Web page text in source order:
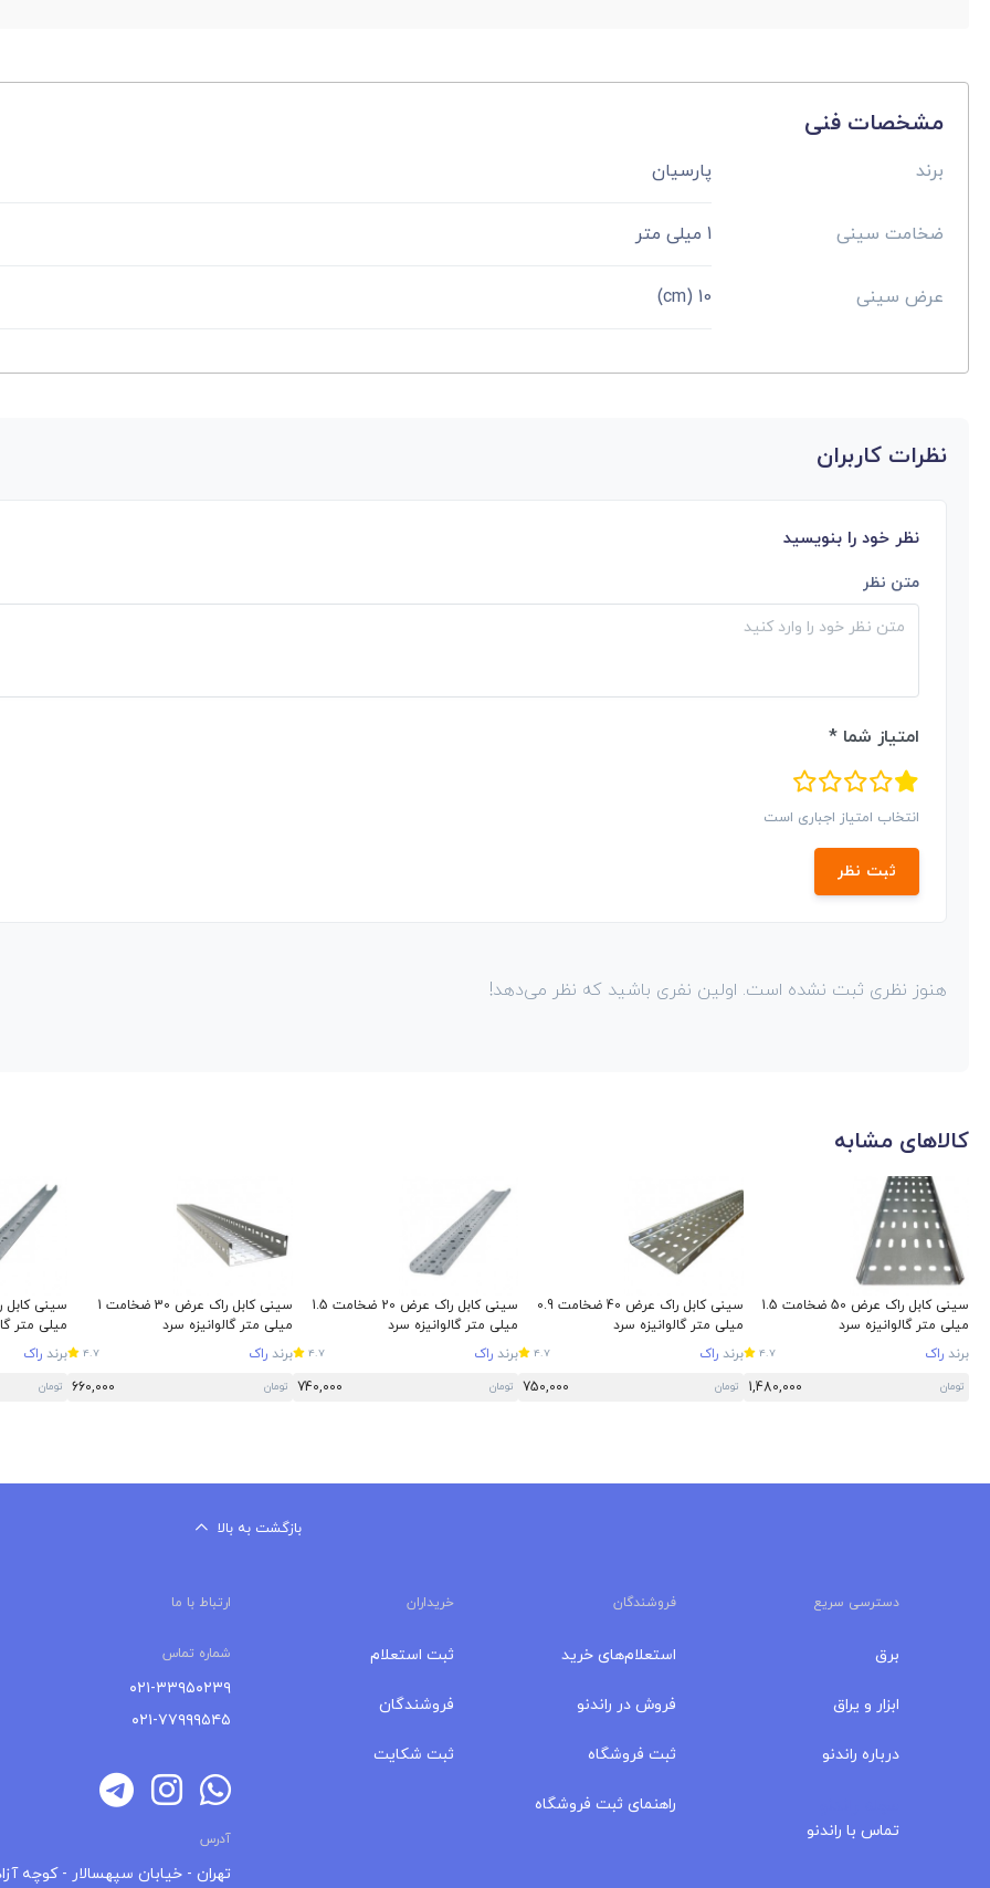
مشخصات فنی
برند پارسیان
ضخامت سینی 1 میلی متر
عرض سینی 10 (cm)
نظرات کاربران
نظر خود را بنویسید
متن نظر
امتیاز شما *
انتخاب امتیاز اجباری است
ثبت نظر
هنوز نظری ثبت نشده است. اولین نفری باشید که نظر می‌دهد!
کالاهای مشابه
سینی کابل راک عرض 50 ضخامت 1.5
میلی متر گالوانیزه سرد
برند راک 4.7
تومان 1,480,000
سینی کابل راک عرض 40 ضخامت 0.9
میلی متر گالوانیزه سرد
برند راک 4.7
تومان 750,000
سینی کابل راک عرض 20 ضخامت 1.5
میلی متر گالوانیزه سرد
برند راک 4.7
تومان 740,000
سینی کابل راک عرض 30 ضخامت 1
میلی متر گالوانیزه سرد
برند راک 4.7
تومان 660,000
میلی متر
برند راک
تومان
بازگشت به بالا
دسترسی سریع فروشندگان خریداران ارتباط با ما
برق
ابزار و یراق
درباره‌ راندنو
تماس با راندنو
استعلام‌های خرید
فروش در راندنو
ثبت فروشگاه
راهنمای ثبت فروشگاه
ثبت استعلام
فروشندگان
ثبت شکایت
شماره تماس
۰۲۱-۳۳۹۵۰۲۳۹
۰۲۱-۷۷۹۹۹۵۴۵
آدرس
تهران - خیابان سپهسالار - کوچه